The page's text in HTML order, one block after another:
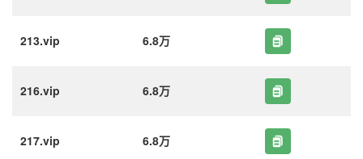
213.vip 6.8万
216.vip 6.8万
217.vip 6.8万